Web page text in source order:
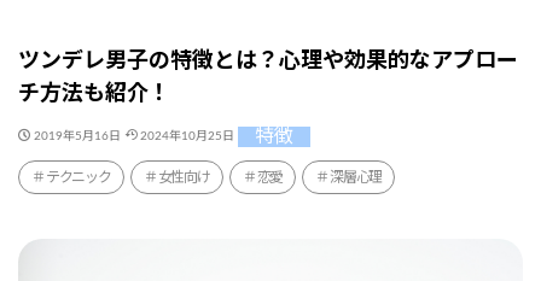
ツンデレ男子の特徴とは？心理や効果的なアプロー
チ方法も紹介！
2019年5月16日 2024年10月25日 特徴
テクニック 女性向け 恋愛 深層心理